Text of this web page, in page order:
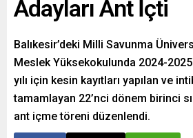
Adayları Ant İçti
Balıkesir’deki Milli Savunma
Meslek Yüksekokulunda 2024-
yılı için kesin kayıtları yapılan ve
tamamlayan 22’nci dönem birinci
ant içme töreni düzenlendi.